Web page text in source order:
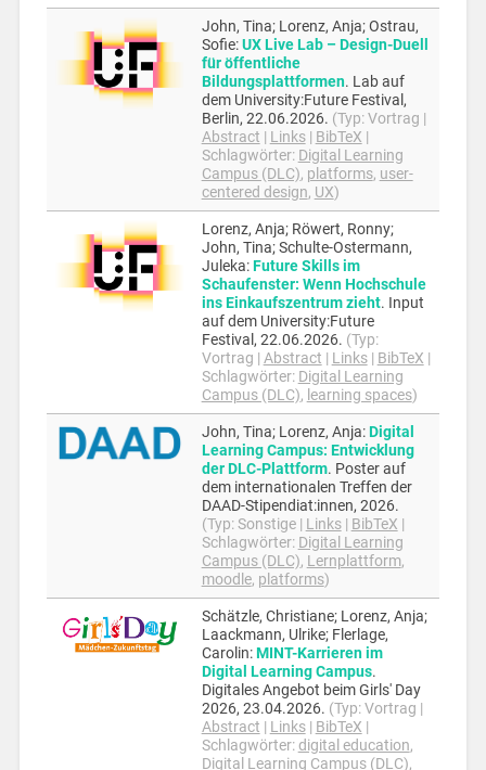
John, Tina; Lorenz, Anja; Ostrau,
Sofie:UX Live Lab – Design-Duell
für öffentliche
Bildungsplattformen. Lab auf
dem University:Future Festival,
Berlin, 22.06.2026. (Typ:Vortrag |
Abstract | Links| BibTeX |
Schlagwörter: Digital Learning
Campus (DLC), platforms, user-
centered design, UX)
Lorenz, Anja; Röwert, Ronny;
John, Tina; Schulte-Ostermann,
Juleka:Future Skills im
Schaufenster: Wenn Hochschule
ins Einkaufszentrum zieht. Input
auf dem University:Future
Festival, 22.06.2026. (Typ:
Vortrag | Abstract | Links| BibTeX |
Schlagwörter: Digital Learning
Campus (DLC), learning spaces)
John, Tina; Lorenz, Anja:Digital
Learning Campus: Entwicklung
der DLC-Plattform. Poster auf
dem internationalen Treffen der
DAAD-Stipendiat:innen, 2026.
(Typ:Sonstige| Links| BibTeX |
Schlagwörter: Digital Learning
Campus (DLC), Lernplattform,
moodle, platforms)
Schätzle, Christiane; Lorenz, Anja;
Laackmann, Ulrike; Flerlage,
Carolin:MINT-Karrieren im
Digital Learning Campus.
Digitales Angebot beim Girls' Day
2026, 23.04.2026. (Typ:Vortrag |
Abstract | Links| BibTeX |
Schlagwörter:digital education,
Digital Learning Campus (DLC),